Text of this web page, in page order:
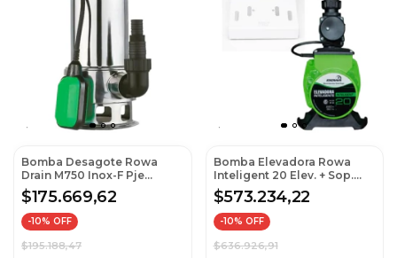
Bomba Desagote Rowa
Drain M750 Inox-F Pje
Solidos (Cod:M750)
$175.669,62
-10% OFF
$195.188,47
Bomba Elevadora Rowa
Inteligent 20 Elev. + Sop.
Piso MQ
$573.234,22
-10% OFF
$636.926,91